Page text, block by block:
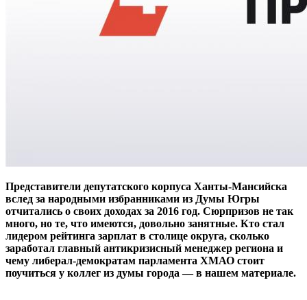
Представители депутатского корпуса Ханты-Мансийска
вслед за народными избранниками из Думы Югры
отчитались о своих доходах за 2016 год. Сюрпризов не так
много, но те, что имеются, довольно занятные. Кто стал
лидером рейтинга зарплат в столице округа, сколько
заработал главный антикризисный менеджер региона и
чему либерал-демократам парламента ХМАО стоит
поучиться у коллег из думы города — в нашем материале.